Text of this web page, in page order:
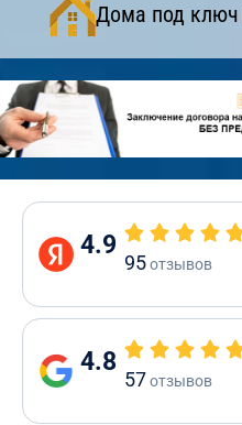
Дома под ключ
4.9
95отзывов
4.8
57отзывов